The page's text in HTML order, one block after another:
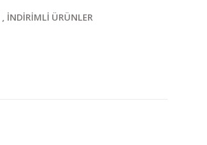
, İNDİRİMLİ ÜRÜNLER